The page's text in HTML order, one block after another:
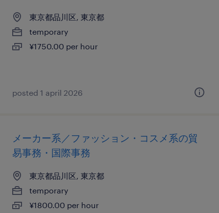
東京都品川区, 東京都
temporary
¥1750.00 per hour
posted 1 april 2026
メーカー系／ファッション・コスメ系の貿
易事務・国際事務
東京都品川区, 東京都
temporary
¥1800.00 per hour